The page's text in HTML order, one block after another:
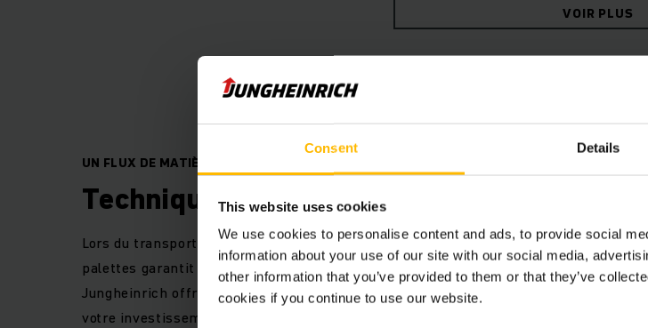
Consent Details
This website uses cookies
We use cookies to personalise content and ads, to provide social
information about your use of our site with our social media,
other information that you’ve provided to them or that they’ve
cookies if you continue to use our website.
VOIR PLUS
UN FLUX DE MATIÈRES SUR-MESURE
Technique de convoyage de palettes
Lors du transport de vos marchandises, notre technologie de convoyage de
palettes garantit un flux de matières hautement efficace et rentable.
Jungheinrich offre des solutions et des technologies sur-mesure. Pour que
votre investissement rencontre le succès et soit rentabilisé.